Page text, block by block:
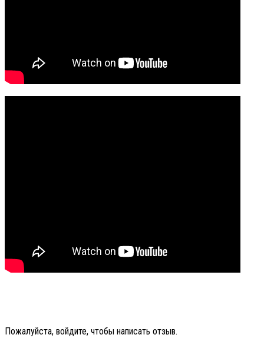
Пожалуйста, войдите, чтобы написать отзыв.